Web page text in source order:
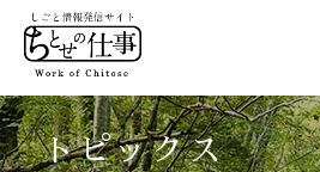
トピックス